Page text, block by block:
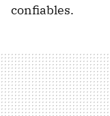
confiables.